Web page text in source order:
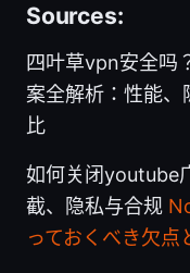
Sources:
四叶草vpn安全吗
案全解析：性能
比
如何关闭youtube
截、隐私与合规
っておくべき欠点